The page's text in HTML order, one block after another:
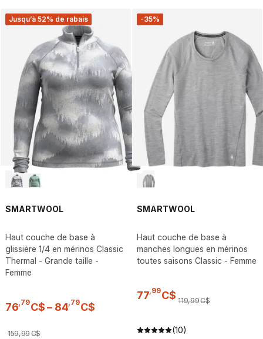
Jusqu’à 52% de rabais
SMARTWOOL
Haut couche de base à
glissière 1/4 en mérinos Classic
Thermal - Grande taille -
Femme
76 79C$ – 84 79C$
159,99C$
-35%
SMARTWOOL
Haut couche de base à
manches longues en mérinos
toutes saisons Classic - Femme
77 99C$ 119,99C$
(10)